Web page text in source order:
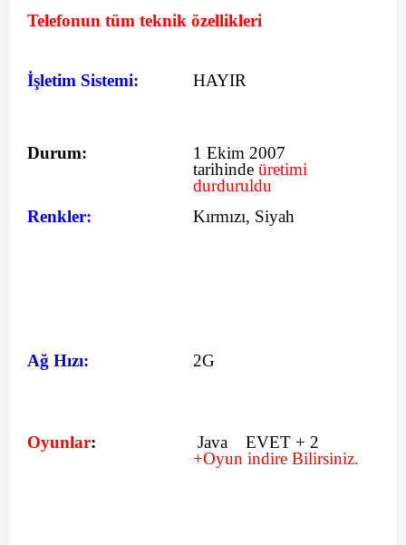
Telefonun tüm teknik özellikleri
İşletim Sistemi: HAYIR
Durum:
1 Ekim 2007
tarihinde üretimi
durduruldu
Renkler:
Kırmızı, Siyah
Ağ Hızı: 2G
Oyunlar:
Java EVET + 2
+Oyun indire Bilirsiniz.